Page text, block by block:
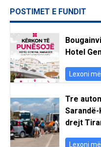
POSTIMET E FUNDIT
Hotel
Lexoni
Tre
drejt
Lexoni